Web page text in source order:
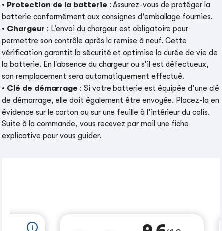
• Protection de la batterie : Assurez-vous de protéger la
batterie conformément aux consignes d'emballage fournies.
• Chargeur : L’envoi du chargeur est obligatoire pour
permettre son contrôle après la remise à neuf. Cette
vérification garantit la sécurité et optimise la durée de vie de
la batterie. En l’absence du chargeur ou s’il est défectueux,
son remplacement sera automatiquement effectué.
• Clé de démarrage : Si votre batterie est équipée d’une clé
de démarrage, elle doit également être envoyée. Placez-la en
évidence sur le carton ou sur une feuille à l’intérieur du colis.
Suite à la commande, vous recevez par mail une fiche
explicative pour vous guider.